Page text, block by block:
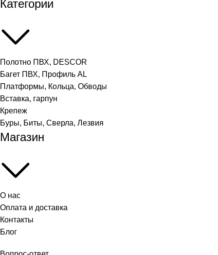
Категории
Полотно ПВХ, DESCOR
Багет ПВХ, Профиль AL
Платформы, Кольца, Обводы
Вставка, гарпун
Крепеж
Буры, Биты, Сверла, Лезвия
Магазин
О нас
Оплата и доставка
Контакты
Блог